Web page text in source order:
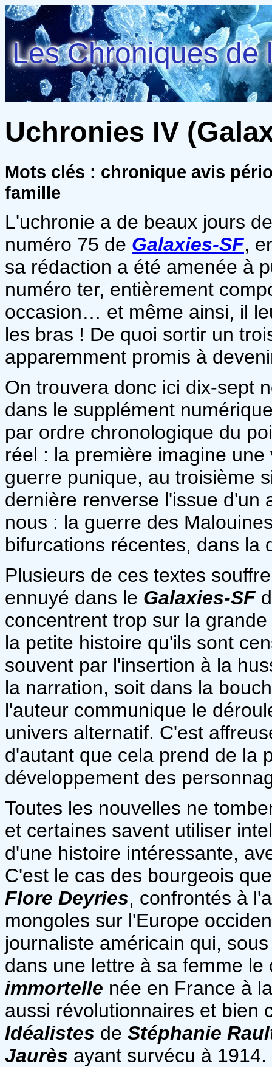
Les Chroniques de
Uchronies IV
Mots clés : chronique avis
famille
L'uchronie a de beaux jours
numéro 75 de Galaxies-SF,
sa rédaction a été amenée à
numéro ter, entièrement
occasion… et même ainsi, il
les bras ! De quoi sortir un
apparemment promis à
On trouvera donc ici dix-sept
dans le supplément
par ordre chronologique du
réel : la première imagine
guerre punique, au troisième
dernière renverse l'issue d'un
nous : la guerre des
bifurcations récentes, dans la
Plusieurs de ces textes
ennuyé dans le Galaxies-SF
concentrent trop sur la
la petite histoire qu'ils sont
souvent par l'insertion à la
la narration, soit dans la
l'auteur communique le
univers alternatif. C'est
d'autant que cela prend de la
développement des
Toutes les nouvelles ne
et certaines savent utiliser
d'une histoire intéressante,
C'est le cas des bourgeois
Flore Deyries, confrontés à
mongoles sur l'Europe
journaliste américain qui,
dans une lettre à sa femme
immortelle née en France à
aussi révolutionnaires et bien
Idéalistes de Stéphanie
Jaurès ayant survécu à 1914.